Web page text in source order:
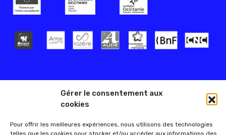
Gérer le consentement aux
cookies
Pour offrir les meilleures expériences, nous utilisons des technologies
telles que les cookies pour stocker et/ou accéder aux informations des